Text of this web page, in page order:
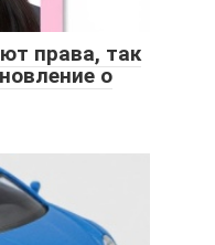
права, так
о